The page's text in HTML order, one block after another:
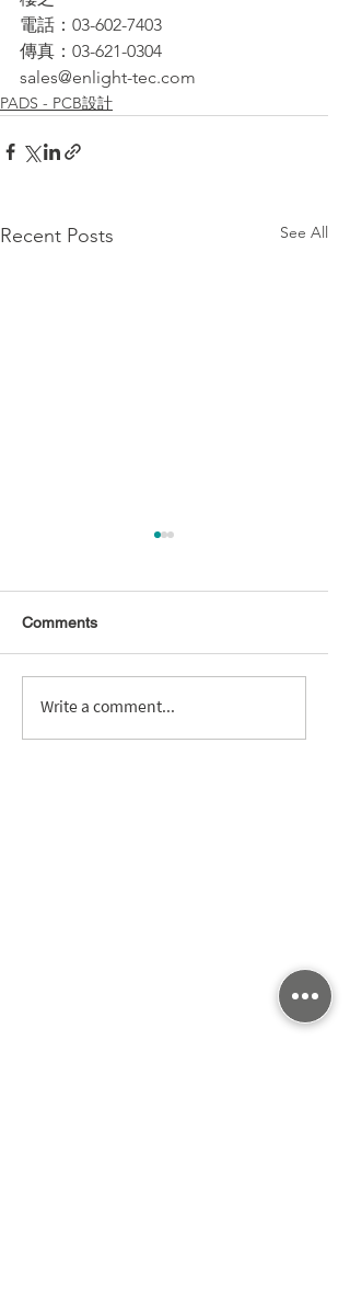
電話：03-602-7403
傳真：03-621-0304
sales@enlight-tec.com
PADS - PCB設計
Recent Posts See All
【成功案例】簡化設計
Comments
Write a comment...